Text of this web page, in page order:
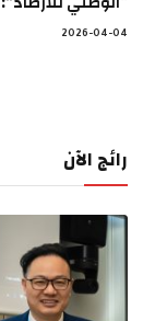
2026-04-04
رائج الآن